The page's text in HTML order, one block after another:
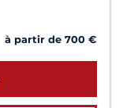
à partir de 700 €